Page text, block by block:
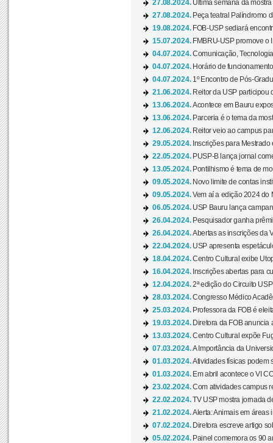
27.08.2024. Última semana da
27.08.2024. Peça teatral Palíndromo
19.08.2024. FOB-USP sediará
15.07.2024. FMBRU-USP promove o
04.07.2024.Comunicação,
04.07.2024. Horário de
04.07.2024. 1º Encontro de Pós-
21.06.2024. Reitor da USP participou
13.06.2024.Acontece em Bauru
13.06.2024. Parceria é o tema da
12.06.2024. Reitor veio ao campus
29.05.2024. Inscrições para
22.05.2024. PUSP-B lança jornal
13.05.2024. Pontilhismo é tema de
09.05.2024. Novo limite de contas
09.05.2024.Vem aí a edição 2024 do
06.05.2024. USP Bauru lança
26.04.2024. Pesquisador ganha
26.04.2024.Abertas as inscrições da
22.04.2024. USP apresenta
18.04.2024.Centro Cultural exibe
16.04.2024. Inscrições abertas para
12.04.2024.2ª edição do Circuito
28.03.2024.Congresso Médico
25.03.2024. Professora da FOB é
19.03.2024. Diretora da FOB anuncia
13.03.2024.Centro Cultural expõe
07.03.2024.A Importância da
01.03.2024.Atividades físicas podem
01.03.2024. Em abril acontece o VI
23.02.2024.Com atividades campus
22.02.2024.TV USP mostra jornada
21.02.2024.Alerta: Animais em áreas
07.02.2024. Diretora escreve artigo
05.02.2024. Painel comemora os 90